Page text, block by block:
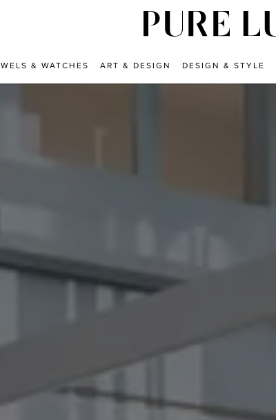
& WATCHES ART & DESIGN DESIGN & STYLE